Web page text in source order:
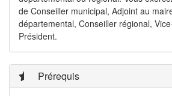
de Conseiller municipal, Adjoint au
départemental, Conseiller régional,
Président.
Prérequis